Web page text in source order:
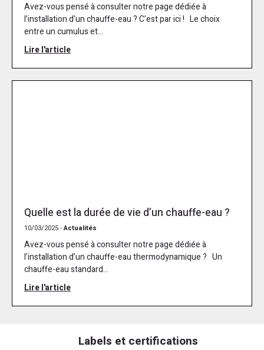
Avez-vous pensé à consulter notre page dédiée à
l’installation d’un chauffe-eau ? C’est par ici ! Le choix
entre un cumulus et...
Lire l'article
Quelle est la durée de vie d’un chauffe-eau ?
10/03/2025 -Actualités
Avez-vous pensé à consulter notre page dédiée à
l’installation d’un chauffe-eau thermodynamique ? Un
chauffe-eau standard...
Lire l'article
Labels et certifications